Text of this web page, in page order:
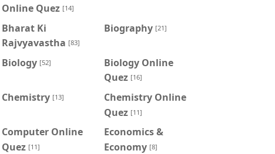
Online Quez [14]
Bharat Ki
Rajvyavastha [83]
Biography [21]
Biology [52]
Biology Online
Quez [16]
Chemistry [13]
Chemistry Online
Quez [11]
Computer Online
Quez [11]
Economics &
Economy [8]